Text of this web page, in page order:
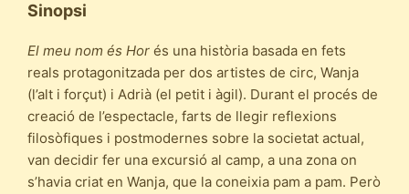
Sinopsi
El meu nom és Hor és una història basada en fets
reals protagonitzada per dos artistes de circ, Wanja
(l’alt i forçut) i Adrià (el petit i àgil). Durant el procés de
creació de l’espectacle, farts de llegir reflexions
filosòfiques i postmodernes sobre la societat actual,
van decidir fer una excursió al camp, a una zona on
s’havia criat en Wanja, que la coneixia pam a pam. Però